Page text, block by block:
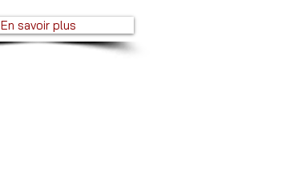
En savoir plus